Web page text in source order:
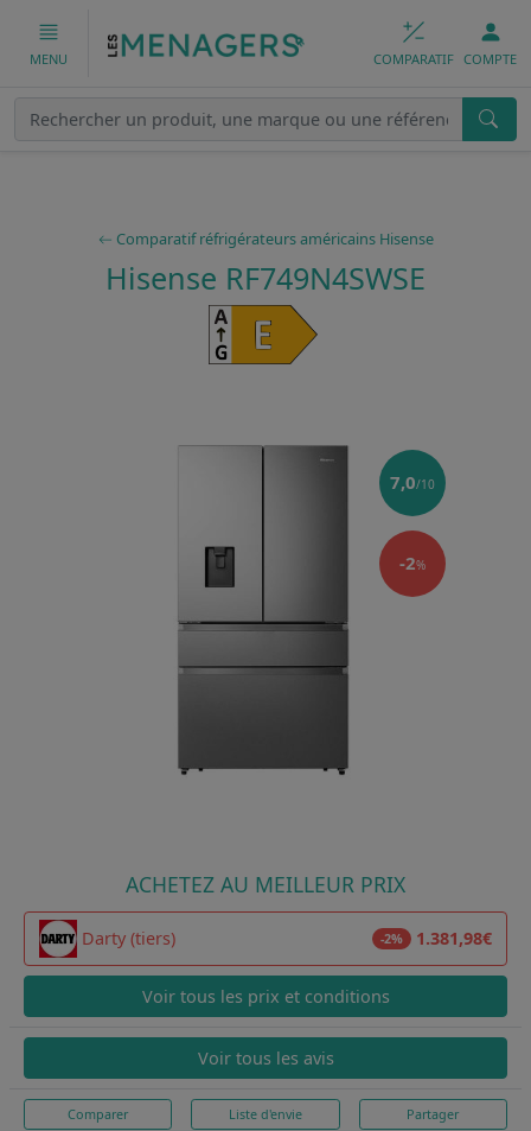
MENU COMPARATIF COMPTE
Comparatif réfrigérateurs américains Hisense
Hisense RF749N4SWSE
7,0/10
-2%
ACHETEZ AU MEILLEUR PRIX
Darty (tiers) -2% 1.381,98€
Voir tous les prix et conditions
Voir tous les avis
Comparer Liste d'envie Partager